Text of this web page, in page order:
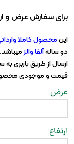
برای سفارش عرض و
اینمحصول کاملا
دو سالهآلفا والزمیباشد.
ارسال از طریق باربری به
قیمت و موجودی محصول
عرض
ارتفاع